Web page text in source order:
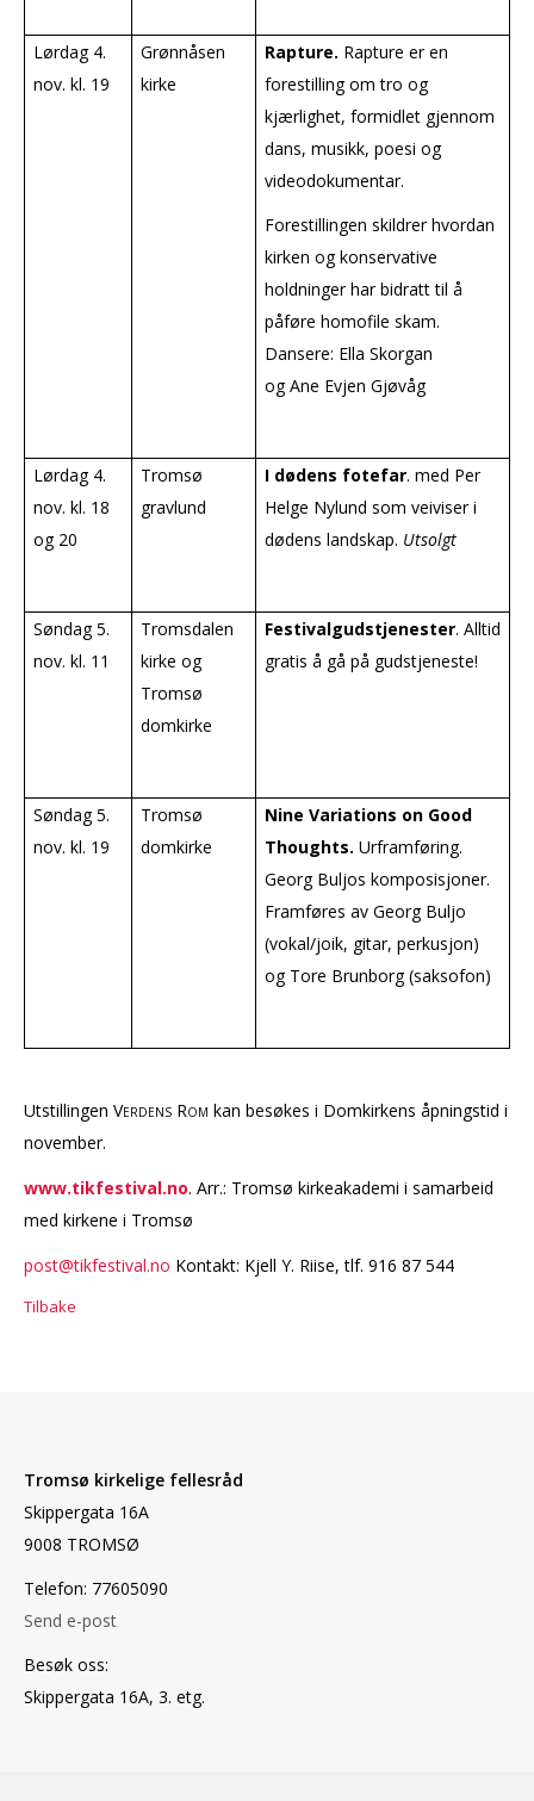
Lørdag 4.
nov. kl. 19
Grønnåsen
kirke
Rapture. Rapture er en
forestilling om tro og
kjærlighet, formidlet gjennom
dans, musikk, poesi og
videodokumentar.
Forestillingen skildrer hvordan
kirken og konservative
holdninger har bidratt til å
påføre homofile skam.
Dansere: Ella Skorgan
og Ane Evjen Gjøvåg
Lørdag 4.
nov. kl. 18
og 20
Tromsø
gravlund
I dødens fotefar. med Per
Helge Nylund som veiviser i
dødens landskap. Utsolgt
Søndag 5.
nov. kl. 11
Tromsdalen
kirke og
Tromsø
domkirke
Festivalgudstjenester. Alltid
gratis å gå på gudstjeneste!
Søndag 5.
nov. kl. 19
Tromsø
domkirke
Nine Variations on Good
Thoughts. Urframføring.
Georg Buljos komposisjoner.
Framføres av Georg Buljo
(vokal/joik, gitar, perkusjon)
og Tore Brunborg (saksofon)
Utstillingen Verdens Rom kan besøkes i Domkirkens åpningstid i
november.
www.tikfestival.no. Arr.: Tromsø kirkeakademi i samarbeid
med kirkene i Tromsø
post@tikfestival.no Kontakt: Kjell Y. Riise, tlf. 916 87 544
Tilbake
Tromsø kirkelige fellesråd
Skippergata 16A
9008 TROMSØ
Telefon: 77605090
Send e-post
Besøk oss:
Skippergata 16A, 3. etg.